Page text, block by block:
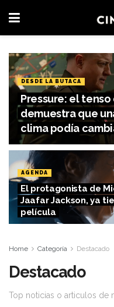
DESDE LA BUTACA
Pressure: el tenso
demuestra que
clima podía
AGENDA
El protagonista de
Jaafar Jackson, ya
película
Home Categoría Destacado
Destacado
Top noticias o articulos de